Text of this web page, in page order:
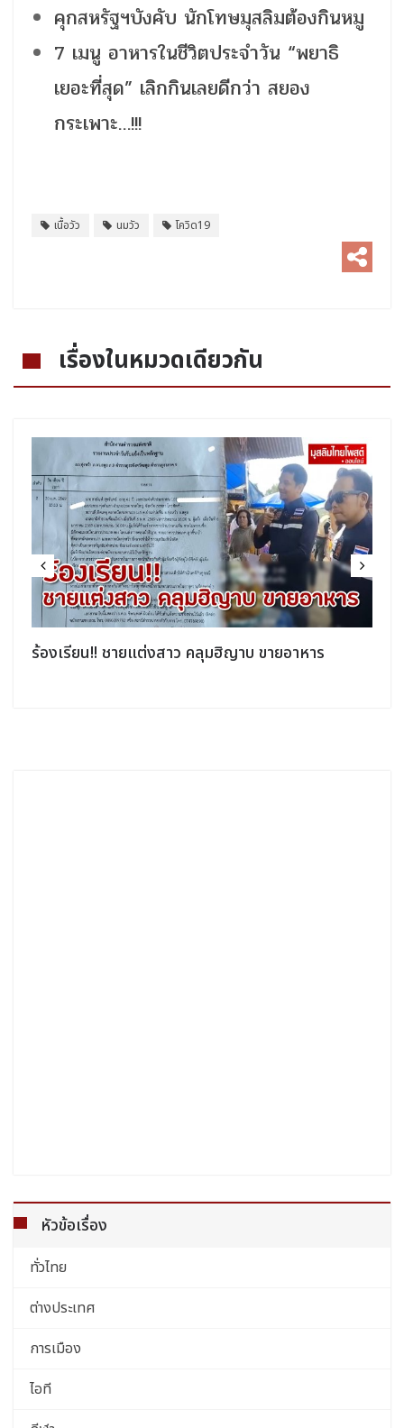
คุกสหรัฐฯบังคับ นักโทษมุสลิมต้องกินหมู
7 เมนู อาหารในชีวิตประจำวัน “พยาธิ
เยอะที่สุด” เลิกกินเลยดีกว่า สยอง
กระเพาะ…!!!
เนื้อวัว นมวัว โควิด19
เรื่องในหมวดเดียวกัน
ร้องเรียน!! ชายแต่งสาว คลุมฮิญาบ ขายอาหาร
หัวข้อเรื่อง
ทั่วไทย
ต่างประเทศ
การเมือง
ไอที